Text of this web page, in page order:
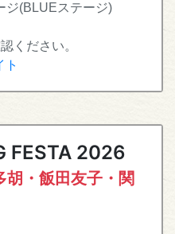
ジ(BLUEステージ)
ください。
ト
FESTA 2026
胡・飯田友子・関